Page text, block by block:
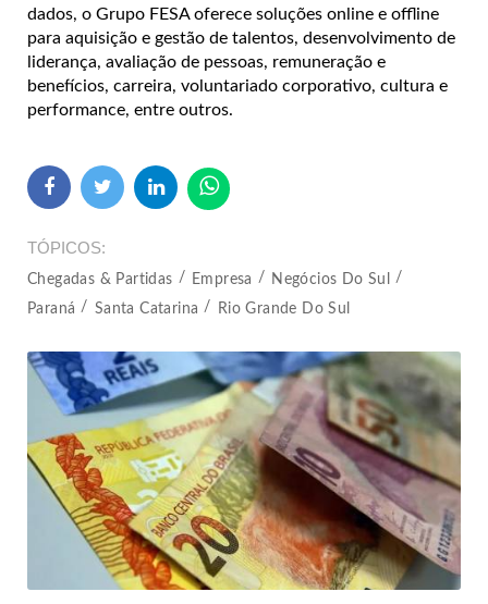
dados, o Grupo FESA oferece soluções online e offline
para aquisição e gestão de talentos, desenvolvimento de
liderança, avaliação de pessoas, remuneração e
benefícios, carreira, voluntariado corporativo, cultura e
performance, entre outros.
TÓPICOS
Chegadas & Partidas Empresa
Negócios Do Sul
Paraná
Santa Catarina Rio Grande Do Sul